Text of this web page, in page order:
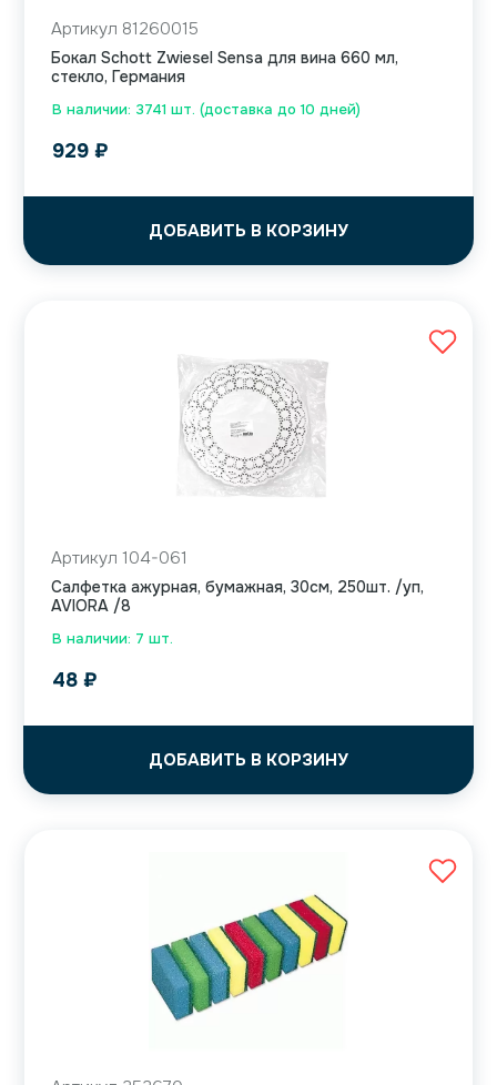
В наличии: 3741 шт. (доставка до 10 дней)
Артикул 81260015
Бокал Schott Zwiesel Sensa для вина 660 мл,
стекло, Германия
929 ₽
ДОБАВИТЬ В КОРЗИНУ
В наличии: 7 шт.
Артикул 104-061
Салфетка ажурная, бумажная, 30см, 250шт. /уп,
AVIORA /8
48 ₽
ДОБАВИТЬ В КОРЗИНУ